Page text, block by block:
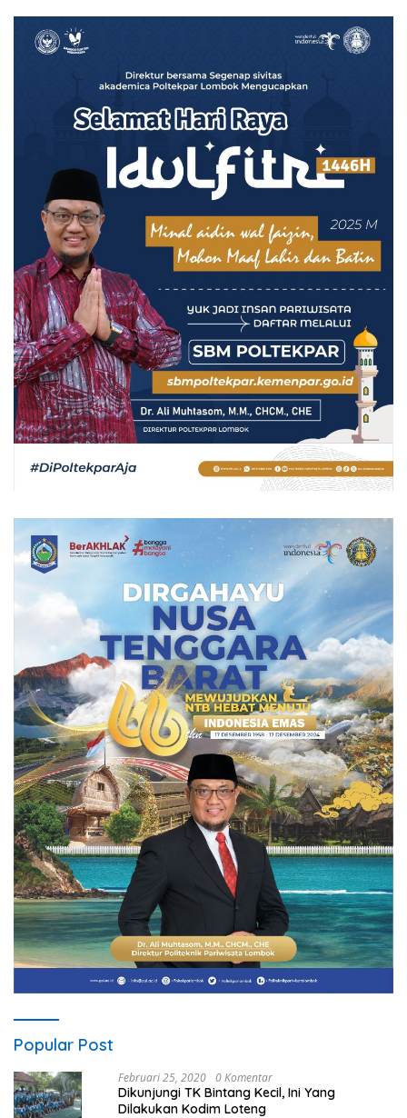
Popular Post
Februari 25, 2020 0 Komentar
Dikunjungi TK Bintang Kecil, Ini Yang
Dilakukan Kodim Loteng